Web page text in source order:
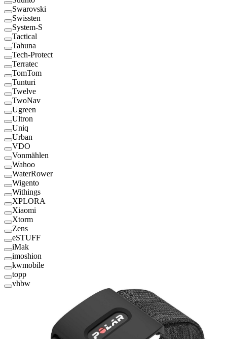
Swarovski
Swissten
System-S
Tactical
Tahuna
Tech-Protect
Terratec
TomTom
Tunturi
Twelve
TwoNav
Ugreen
Ultron
Uniq
Urban
VDO
Vonmählen
Wahoo
WaterRower
Wigento
Withings
XPLORA
Xiaomi
Xtorm
Zens
eSTUFF
iMak
imoshion
kwmobile
topp
vhbw